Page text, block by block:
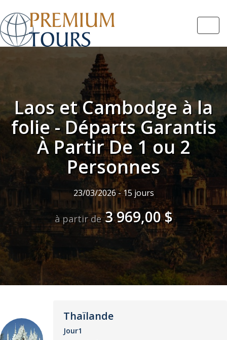
Laos et Cambodge à la
folie - Départs Garantis
À Partir De 1 ou 2
Personnes
23/03/2026 - 15 jours
à partir de3 969,00 $
Thaïlande
Jour1